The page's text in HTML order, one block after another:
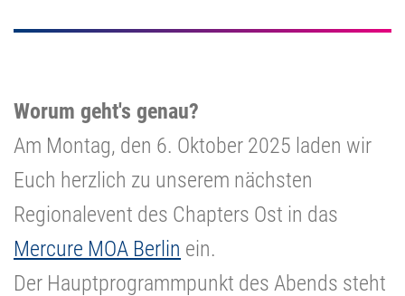
Worum geht's genau?
Am Montag, den 6. Oktober 2025 laden wir
Euch herzlich zu unserem nächsten
Regionalevent des Chapters Ost in das
Mercure MOA Berlin ein.
Der Hauptprogrammpunkt des Abends steht